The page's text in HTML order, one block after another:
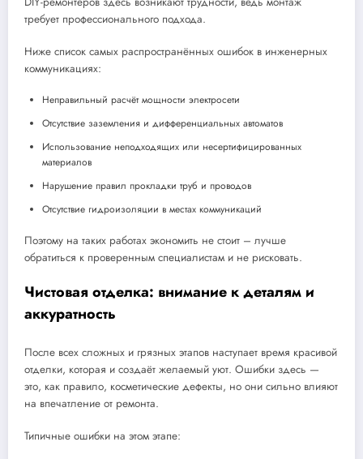
требует профессионального подхода.
Ниже список самых распространённых ошибок в инженерных
коммуникациях:
Неправильный расчёт мощности электросети
Отсутствие заземления и дифференциальных автоматов
Использование неподходящих или несертифицированных
материалов
Нарушение правил прокладки труб и проводов
Отсутствие гидроизоляции в местах коммуникаций
Поэтому на таких работах экономить не стоит – лучше
обратиться к проверенным специалистам и не рисковать.
Чистовая отделка: внимание к деталям и
аккуратность
После всех сложных и грязных этапов наступает время красивой
отделки, которая и создаёт желаемый уют. Ошибки здесь —
это, как правило, косметические дефекты, но они сильно влияют
на впечатление от ремонта.
Типичные ошибки на этом этапе: